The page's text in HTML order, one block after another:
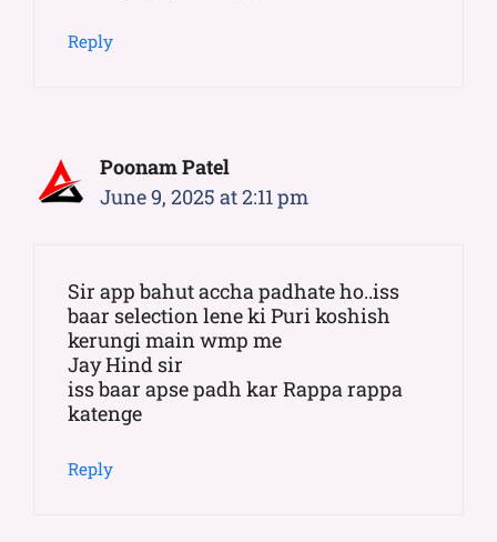
Reply
Poonam Patel
June 9, 2025 at 2:11 pm
Sir app bahut accha padhate ho..iss
baar selection lene ki Puri koshish
kerungi main wmp me
Jay Hind sir
iss baar apse padh kar Rappa rappa
katenge
Reply